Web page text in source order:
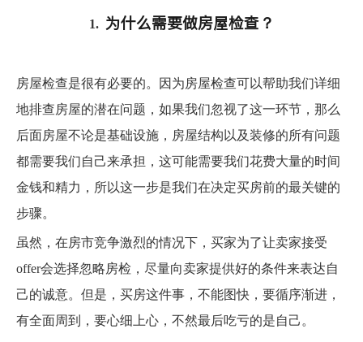
1. 为什么需要做房屋检查？
房屋检查是很有必要的。因为房屋检查可以帮助我们详细
地排查房屋的潜在问题，如果我们忽视了这一环节，那么
后面房屋不论是基础设施，房屋结构以及装修的所有问题
都需要我们自己来承担，这可能需要我们花费大量的时间
金钱和精力，所以这一步是我们在决定买房前的最关键的
步骤。
虽然 ，在房市竞争激烈的情况下 ，买家为了让卖家接受
offer会选择忽略房检， 尽量向卖家提供好的条件来表达自
己的诚意。但是 ，买房这件事，不能图快，要循序渐进，
有全面周到，要心细上心，不然最后吃亏的是自己。